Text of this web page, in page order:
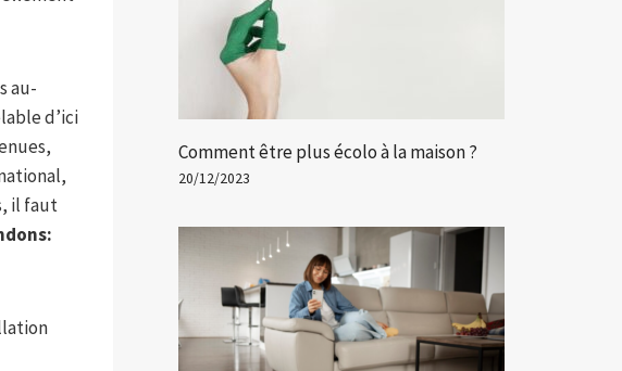
au-
d’ici
il faut
Comment être plus écolo à la maison ?
20/12/2023